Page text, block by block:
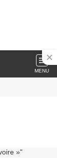
MENU